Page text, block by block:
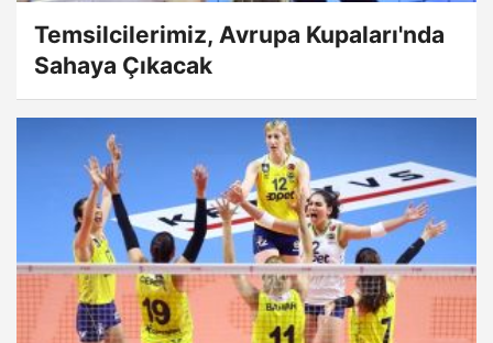
Temsilcilerimiz, Avrupa Kupaları'nda
Sahaya Çıkacak